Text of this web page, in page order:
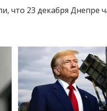
что 23 декабря Днепре